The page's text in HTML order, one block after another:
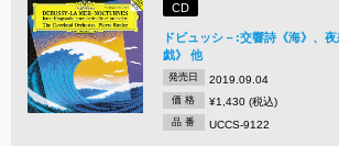
CD
ドビュッシ－:交響詩《海》、
戯》 他
発売日 2019.09.04
価 格 ¥1,430 (税込)
品 番 UCCS-9122